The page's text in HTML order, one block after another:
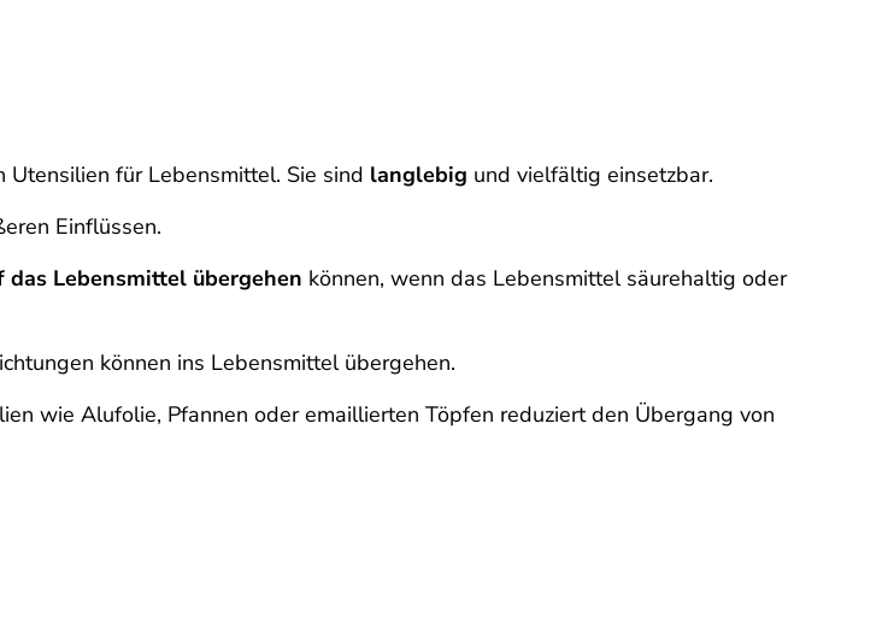
für Lebensmittel. Sie sind langlebig und vielfältig einsetzbar.
Einflüssen.
Lebensmittel übergehen können, wenn das Lebensmittel säurehaltig oder
können ins Lebensmittel übergehen.
wie Alufolie, Pfannen oder emaillierten Töpfen reduziert den Übergang von